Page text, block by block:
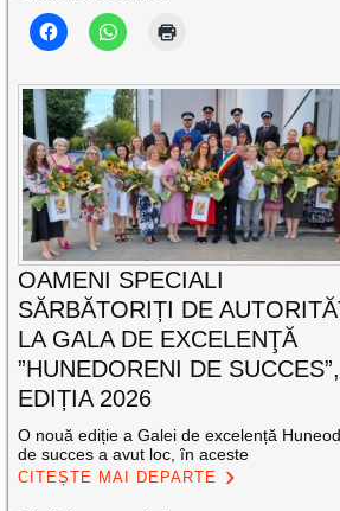
OAMENI SPECIALI
SĂRBĂTORIȚI DE
LA GALA DE EXCELENŢĂ
”HUNEDORENI DE SUCCES”,
EDIȚIA 2026
O nouă ediție a Galei de excelență
de succes a avut loc, în aceste
CITEȘTE MAI DEPARTE